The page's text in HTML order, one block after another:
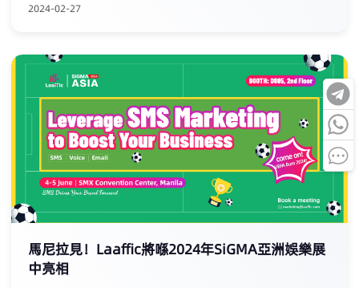
2024-02-27
馬尼拉見！Laaffic將喺2024年SiGMA亞洲娛樂展
中亮相